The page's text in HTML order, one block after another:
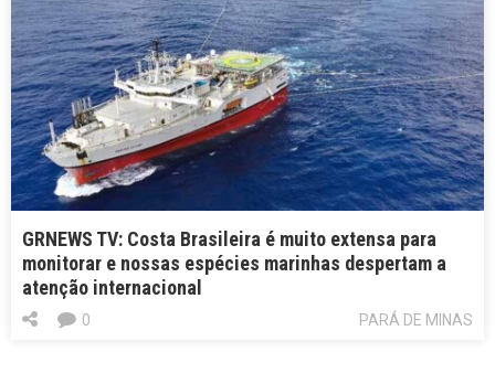
GRNEWS TV: Costa Brasileira é muito extensa para
monitorar e nossas espécies marinhas despertam a
atenção internacional
PARÁ DE MINAS
0